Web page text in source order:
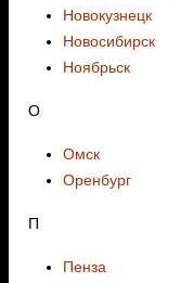
Новокузнецк
Новосибирск
Ноябрьск
О
Омск
Оренбург
П
Пенза